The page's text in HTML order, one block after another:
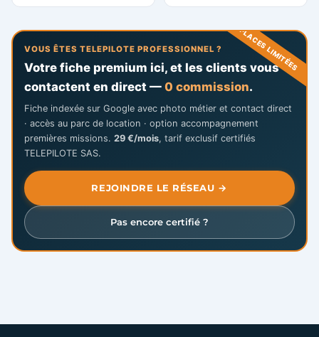
PLACES LIMITÉES
VOUS ÊTES TELEPILOTE PROFESSIONNEL ?
Votre fiche premium ici, et les clients vous
contactent en direct — 0 commission.
Fiche indexée sur Google avec photo métier et contact direct
· accès au parc de location · option accompagnement
premières missions. 29 €/mois, tarif exclusif certifiés
TELEPILOTE SAS.
REJOINDRE LE RÉSEAU →
Pas encore certifié ?